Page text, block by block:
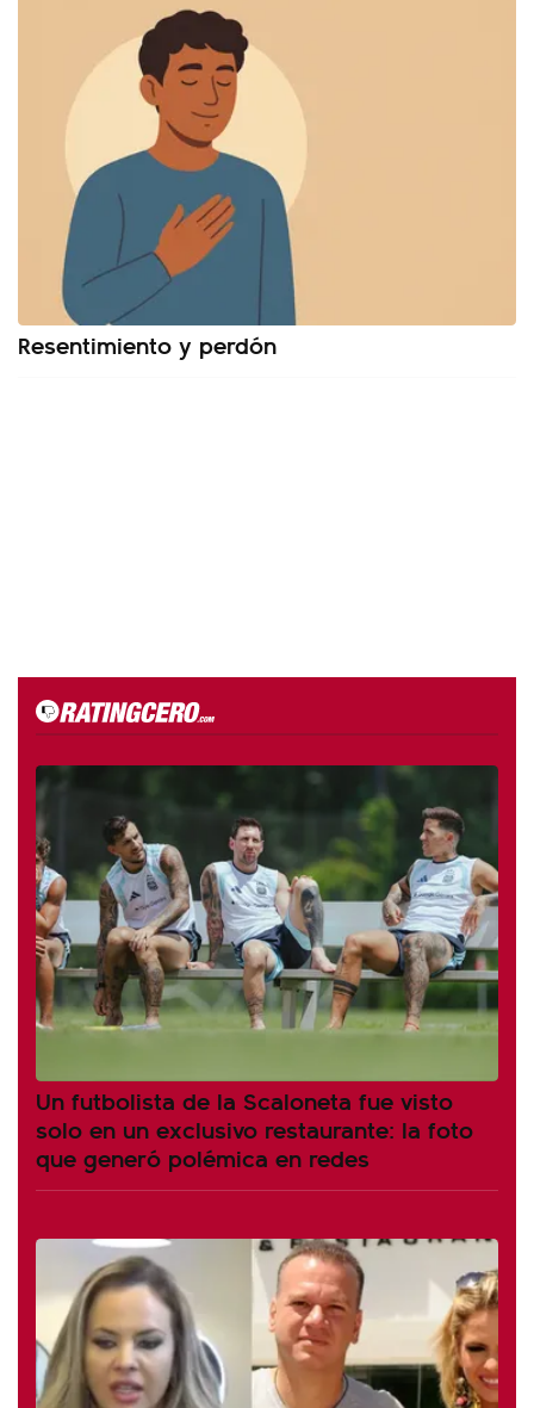
Resentimiento y perdón
Un futbolista de la Scaloneta fue visto
solo en un exclusivo restaurante: la foto
que generó polémica en redes